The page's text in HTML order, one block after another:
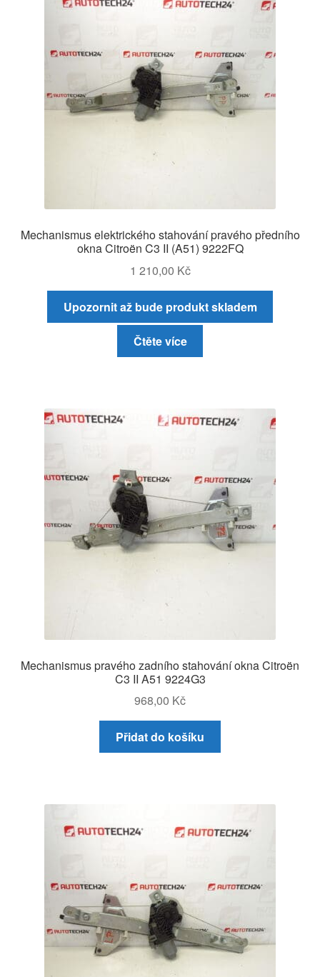
Mechanismus elektrického stahování pravého předního
okna Citroën C3 II (A51) 9222FQ
1 210,00 Kč
Upozornit až bude produkt skladem
Čtěte více
Mechanismus pravého zadního stahování okna Citroën
C3 II A51 9224G3
968,00 Kč
Přidat do košíku